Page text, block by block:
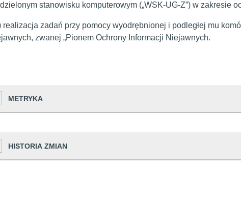
stanowisku komputerowym („WSK-UG-Z”) w zakresie
realizacja zadań przy pomocy wyodrębnionej i podległej mu
zwanej „Pionem Ochrony Informacji Niejawnych.
METRYKA
odwiedzin
udostępniający informację Urząd Miejski w
HISTORIA ZMIAN